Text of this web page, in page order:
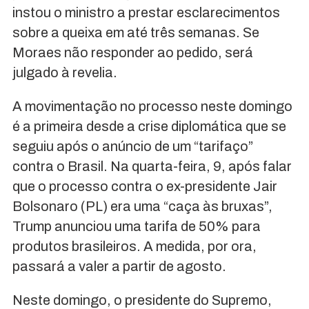
instou o ministro a prestar esclarecimentos
sobre a queixa em até três semanas. Se
Moraes não responder ao pedido, será
julgado à revelia.
A movimentação no processo neste domingo
é a primeira desde a crise diplomática que se
seguiu após o anúncio de um “tarifaço”
contra o Brasil. Na quarta-feira, 9, após falar
que o processo contra o ex-presidente Jair
Bolsonaro (PL) era uma “caça às bruxas”,
Trump anunciou uma tarifa de 50% para
produtos brasileiros. A medida, por ora,
passará a valer a partir de agosto.
Neste domingo, o presidente do Supremo,